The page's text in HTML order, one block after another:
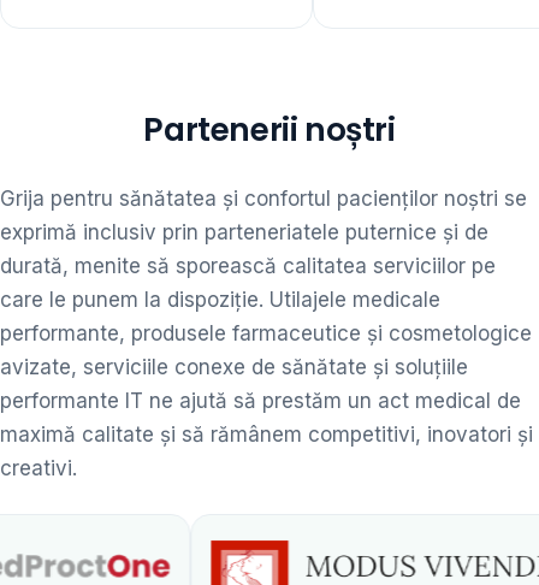
Partenerii noștri
Grija pentru sănătatea și confortul pacienților noștri se
exprimă inclusiv prin parteneriatele puternice și de
durată, menite să sporească calitatea serviciilor pe
care le punem la dispoziție. Utilajele medicale
performante, produsele farmaceutice și cosmetologice
avizate, serviciile conexe de sănătate și soluțiile
performante IT ne ajută să prestăm un act medical de
maximă calitate și să rămânem competitivi, inovatori și
creativi.